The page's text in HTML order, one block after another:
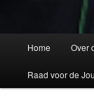
Home Over
Raad voor de